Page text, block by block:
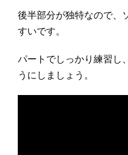
後半部分が独特なので、
すいです。
パートでしっかり練習し
うにしましょう。